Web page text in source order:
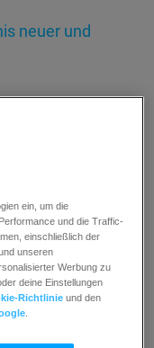
neuer und
ein, um die
und die Traffic-
einschließlich der
unseren
Werbung zu
deine Einstellungen
Richtlinie und den